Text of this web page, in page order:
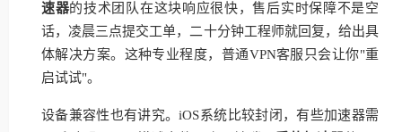
速器的技术团队在这块响应很快，售后实时保障不是空
话，凌晨三点提交工单，二十分钟工程师就回复，给出具
体解决方案。这种专业程度，普通VPN客服只会让你"重
启试试"。
设备兼容性也有讲究。iOS系统比较封闭，有些加速器需